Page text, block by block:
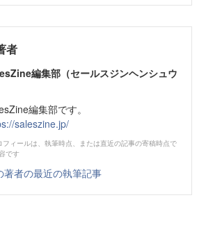
者
編集部（セールスジンヘンシュウ
編集部です。
saleszine.jp/
フィールは、執筆時点、または直近の記事の寄稿時点で
です
著者の最近の執筆記事